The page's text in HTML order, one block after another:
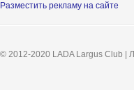
Разместить рекламу на сайте
© 2012-2020 LADA Largus Club |